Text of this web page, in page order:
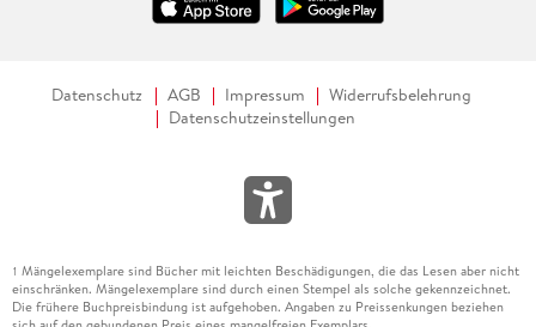
Datenschutz AGB Impressum
Widerrufsbelehrung
Datenschutzeinstellungen
1 Mängelexemplare sind Bücher mit leichten Beschädigungen, die das Lesen aber nicht
einschränken. Mängelexemplare sind durch einen Stempel als solche gekennzeichnet.
Die frühere Buchpreisbindung ist aufgehoben. Angaben zu Preissenkungen beziehen